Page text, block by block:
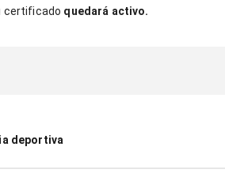
certificado quedará activo.
deportiva